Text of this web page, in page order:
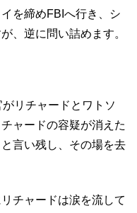
を締めFBIへ行き、シ
、逆に問い詰めます。
リチャードとワトソ
ャードの容疑が消えた
言い残し、その場を去
チャードは涙を流して